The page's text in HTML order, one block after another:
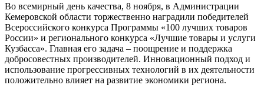
Во всемирный день качества, 8 ноября, в Администрации
Кемеровской области торжественно наградили победителей
Всероссийского конкурса Программы «100 лучших товаров
России» и регионального конкурса «Лучшие товары и услуги
Кузбасса». Главная его задача – поощрение и поддержка
добросовестных производителей. Инновационный подход и
использование прогрессивных технологий в их деятельности
положительно влияет на развитие экономики региона.